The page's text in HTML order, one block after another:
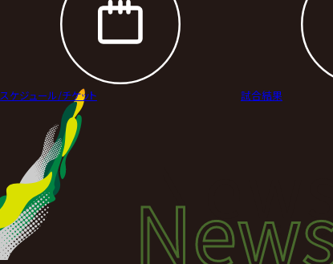
スケジュール/チケット 試合結果
Newsニュー